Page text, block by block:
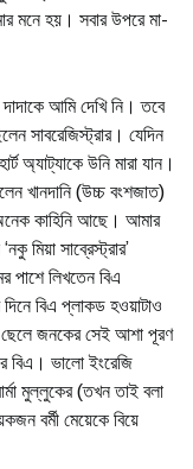
মনে হয়। সবার উপরে মা-
দাদাকে আমি দেখি নি। তবে
সাবরেজিস্ট্রার। যেদিন
অ্যাট্যাকে উনি মারা যান।
খানদানি (উচ্চ বংশজাত)
অনেক কাহিনি আছে। আমার
মিয়া সাব্রেস্ট্রার’
পাশে লিখতেন বিএ
বিএ প্লাকড হওয়াটাও
ছেলে জনকের সেই আশা পূরণ
বিএ। ভালো ইংরেজি
মুল্লুকের (তখন তাই বলা
বর্মী মেয়েকে বিয়ে